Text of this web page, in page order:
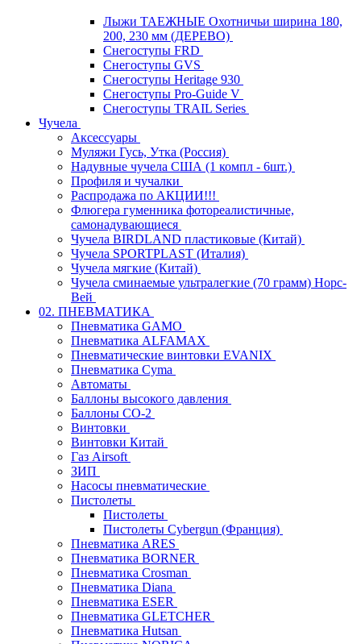
Лыжи ТАЕЖНЫЕ Охотничьи ширина 180,
200, 230 мм (ДЕРЕВО)
Снегоступы FRD
Снегоступы GVS
Снегоступы Heritage 930
Снегоступы Pro-Guide V
Снегоступы TRAIL Series
Чучела
Аксессуары
Муляжи Гусь, Утка (Россия)
Надувные чучела США (1 компл - 6шт.)
Профиля и чучалки
Распродажа по АКЦИИ!!!
Флюгера гуменника фотореалистичные,
самонадувающиеся
Чучела BIRDLAND пластиковые (Китай)
Чучела SPORTPLAST (Италия)
Чучела мягкие (Китай)
Чучела сминаемые ультралегкие (70 грамм) Норс-
Вей
02. ПНЕВМАТИКА
Пневматика GAMO
Пневматика ALFAMAX
Пневматические винтовки EVANIX
Пневматика Cyma
Автоматы
Баллоны высокого давления
Баллоны СО-2
Винтовки
Винтовки Китай
Газ Airsoft
ЗИП
Насосы пневматические
Пистолеты
Пистолеты
Пистолеты Cybergun (Франция)
Пневматика ARES
Пневматика BORNER
Пневматика Crosman
Пневматика Diana
Пневматика ESER
Пневматика GLETCHER
Пневматика Hutsan